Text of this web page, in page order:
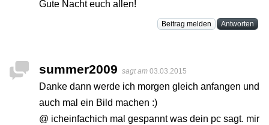
Gute Nacht euch allen!
Beitrag melden Antworten
summer2009 sagt am 03.03.2015
Danke dann werde ich morgen gleich anfangen und
auch mal ein Bild machen :)
@ icheinfachich mal gespannt was dein pc sagt. mir